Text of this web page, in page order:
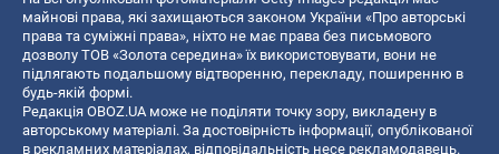
майнові права, які захищаються законом України «Про авторські
права та суміжні права», ніхто не має права без письмового
дозволу ТОВ «Золота середина» їх використовувати, вони не
підлягають подальшому відтворенню, перекладу, поширенню в
будь-якій формі.
Редакція OBOZ.UA може не поділяти точку зору, викладену в
авторському матеріалі. За достовірність інформації, опублікованої
в рекламних матеріалах, відповідальність несе рекламодавець.